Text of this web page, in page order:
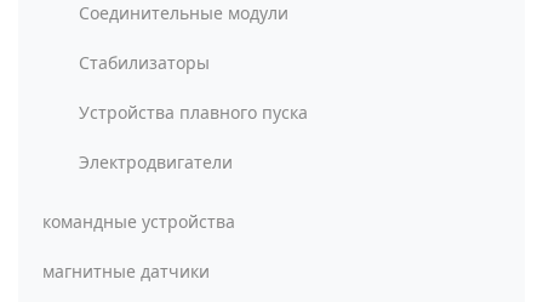
Соединительные модули
Стабилизаторы
Устройства плавного пуска
Электродвигатели
командные устройства
магнитные датчики